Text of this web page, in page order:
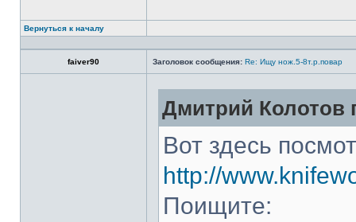
Вернуться к началу
faiver90 Заголовок сообщения: Re: Ищу нож.5-8т.р.повар
Дмитрий Колотов
Вот здесь
http://
Поищите: